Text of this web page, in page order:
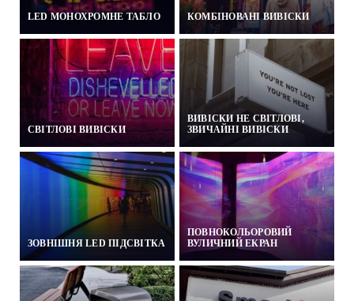
LED МОНОХРОМНЕ ТАБЛО КОМБІНОВАНІ ВИВІСКИ
CВІТЛОВІ ВИВІСКИ
ВИВІСКИ НЕ СВІТЛОВІ,
ЗВИЧАЙНІ ВИВІСКИ
ЗОВНІШНЯ LED ПІДСВІТКА
ПОВНОКОЛЬОРОВИЙ
ВУЛИЧНИЙ ЕКРАН